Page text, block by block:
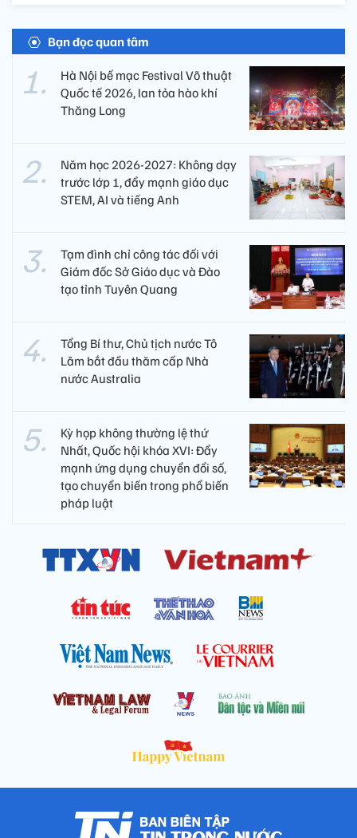
Bạn đọc quan tâm
Hà Nội bế mạc Festival Võ thuật
Quốc tế 2026, lan tỏa hào khí
Thăng Long
Năm học 2026-2027: Không dạy
trước lớp 1, đẩy mạnh giáo dục
STEM, AI và tiếng Anh
Tạm đình chỉ công tác đối với
Giám đốc Sở Giáo dục và Đào
tạo tỉnh Tuyên Quang
Tổng Bí thư, Chủ tịch nước Tô
Lâm bắt đầu thăm cấp Nhà
nước Australia
Kỳ họp không thường lệ thứ
Nhất, Quốc hội khóa XVI: Đẩy
mạnh ứng dụng chuyển đổi số,
tạo chuyển biến trong phổ biến
pháp luật